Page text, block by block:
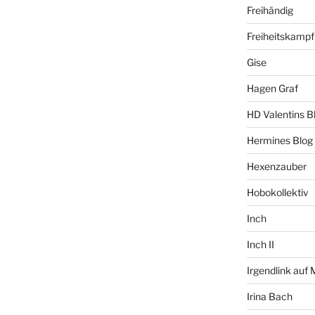
Freihändig
Freiheitskampf
Gise
Hagen Graf
HD Valentins
Hermines Blog
Hexenzauber
Hobokollektiv
Inch
Inch II
Irgendlink auf
Irina Bach